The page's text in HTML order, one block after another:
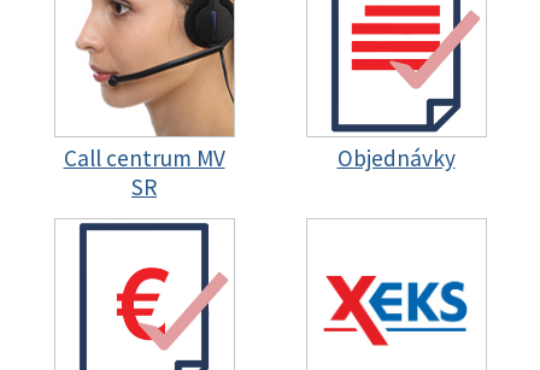
Call centrum MV
SR
Objednávky